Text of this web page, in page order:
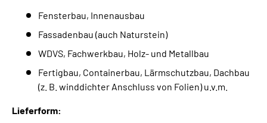
Fensterbau, Innenausbau
Fassadenbau (auch Naturstein)
WDVS, Fachwerkbau, Holz- und Metallbau
Fertigbau, Containerbau, Lärmschutzbau, Dachbau
(z. B. winddichter Anschluss von Folien) u.v.m.
Lieferform: